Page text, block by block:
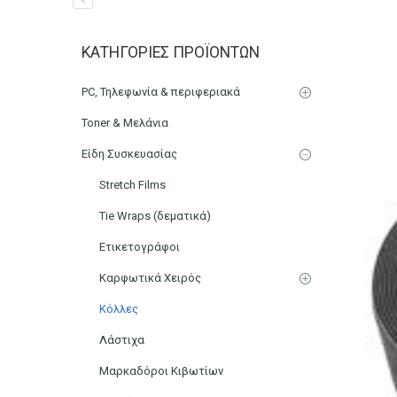
Δεματικό Καλωδίων
ΚΑΤΗΓΟΡΊΕΣ ΠΡΟΪΌΝΤΩΝ
PC, Τηλεφωνία & περιφεριακά
Toner & Μελάνια
Είδη Συσκευασίας
Stretch Films
Tie Wraps (δεματικά)
Ετικετογράφοι
Καρφωτικά Χειρός
Κόλλες
Λάστιχα
Μαρκαδόροι Κιβωτίων